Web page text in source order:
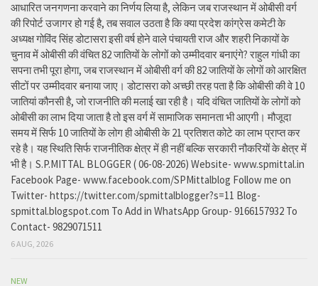
आधारित जनगणना करवाने का निर्णय लिया है, लेकिन जब राजस्थान में ओबीसी वर्ग
की रिपोर्ट उजागर हो गई है, तब सवाल उठता है कि क्या प्रदेश कांग्रेस कमेटी के
अध्यक्ष गोविंद सिंह डोटासरा इसी वर्ष होने वाले पंचायती राज और शहरी निकायों के
चुनाव में ओबीसी की वंचित 82 जातियों के लोगों को उम्मीदवार बनाएंगे? राहुल गांधी का
सपना तभी पूरा होगा, जब राजस्थान में ओबीसी वर्ग की 82 जातियों के लोगों को आरक्षित
सीटों पर उम्मीदवार बनाया जाए। डोटासरा को अच्छी तरह पता है कि ओबीसी की वे 10
जातियां कौनसी है, जो राजनीति की मलाई खा रही है। यदि वंचित जातियों के लोगों को
ओबीसी का लाभ दिया जाता है तो इस वर्ग में सामाजिक समानता भी आएगी। मौजूदा
समय में सिर्फ 10 जातियों के लोग ही ओबीसी के 21 प्रतिशत कोटे का लाभ प्राप्त कर
रहे है। यह स्थिति सिर्फ राजनीतिक क्षेत्र में ही नहीं बल्कि सरकारी नौकरियों के क्षेत्र में
भी है। S.P.MITTAL BLOGGER ( 06-08-2026) Website- www.spmittal.in
Facebook Page- www.facebook.com/SPMittalblog Follow me on
Twitter- https://twitter.com/spmittalblogger?s=11 Blog-
spmittal.blogspot.com To Add in WhatsApp Group- 9166157932 To
Contact- 9829071511
6 AUG, 2026
NEW